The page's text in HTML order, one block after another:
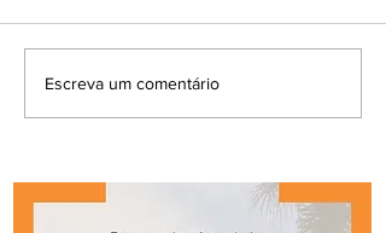
Escreva um comentário